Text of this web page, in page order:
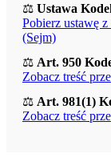
⚖️ Ustawa
Pobierz ustawę
(Sejm)
⚖️ Art. 950
Zobacz treść
⚖️ Art. 981(1)
Zobacz treść